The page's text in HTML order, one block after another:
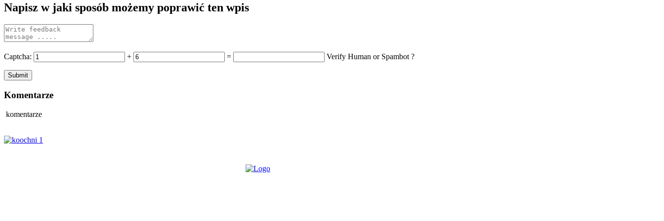
Napisz w jaki sposób możemy poprawić ten wpis
Captcha: + = Verify Human or Spambot ?
Komentarze
komentarze